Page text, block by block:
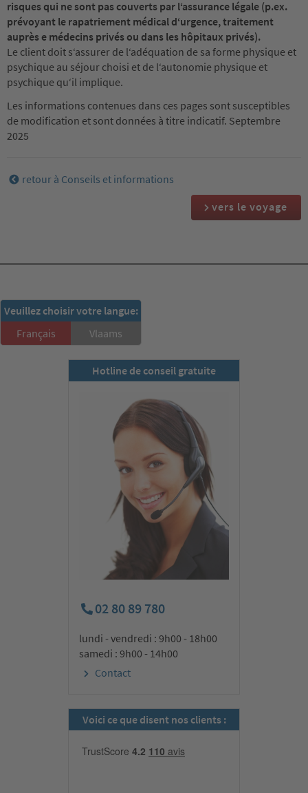
risques qui ne sont pas couverts par l‘assurance légale (p.ex.
prévoyant le rapatriement médical d‘urgence, traitement
auprès e médecins privés ou dans les hôpitaux privés).
Le client doit s‘assurer de l‘adéquation de sa forme physique et
psychique au séjour choisi et de l‘autonomie physique et
psychique qu‘il implique.
Les informations contenues dans ces pages sont susceptibles
de modification et sont données à titre indicatif. Septembre
2025
retour à Conseils et informations
vers le voyage
Veuillez choisir votre langue:
Français
Vlaams
Hotline de conseil gratuite
02 80 89 780
lundi - vendredi : 9h00 - 18h00
samedi : 9h00 - 14h00
Contact
Voici ce que disent nos clients :